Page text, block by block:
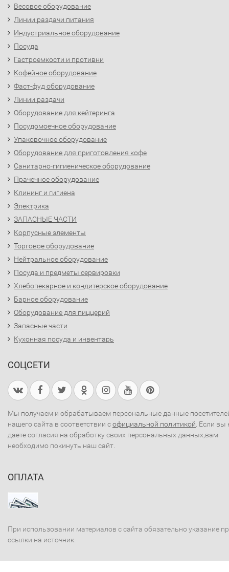
Весовое оборудование
Линии раздачи питания
Индустриальное оборудование
Посуда
Гастроемкости и противни
Кофейное оборудование
Фаст-фуд оборудование
Линии раздачи
Оборудование для кейтеринга
Посудомоечное оборудование
Упаковочное оборудование
Оборудование для приготовления кофе
Санитарно-гигиеническое оборудование
Прачечное оборудование
Клининг и гигиена
Электрика
ЗАПАСНЫЕ ЧАСТИ
Корпусные элементы
Торговое оборудование
Нейтральное оборудование
Посуда и предметы сервировки
Хлебопекарное и кондитерское оборудование
Барное оборудование
Оборудование для пиццерий
Запасные части
Кухонная посуда и инвентарь
СОЦСЕТИ
Мы получаем и обрабатываем персональные данные
нашего сайта в соответствии софициальной политикой . Если вы
даете согласия на обработку своих персональных данных,вам
необходимо покинуть наш сайт.
ОПЛАТА
При использовании материалов с сайта обязательно указание
ссылки на источник.